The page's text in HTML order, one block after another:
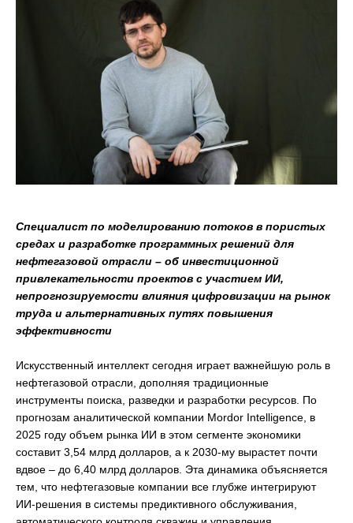
Специалист по моделированию потоков в пористых
средах и разработке программных решений для
нефтегазовой отрасли – об инвестиционной
привлекательности проектов с участием ИИ,
непрогнозируемости влияния цифровизации на рынок
труда и альтернативных путях повышения
эффективности
Искусственный интеллект сегодня играет важнейшую роль в
нефтегазовой отрасли, дополняя традиционные
инструменты поиска, разведки и разработки ресурсов. По
прогнозам аналитической компании Mordor Intelligence, в
2025 году объем рынка ИИ в этом сегменте экономики
составит 3,54 млрд долларов, а к 2030-му вырастет почти
вдвое – до 6,40 млрд долларов. Эта динамика объясняется
тем, что нефтегазовые компании все глубже интегрируют
ИИ-решения в системы предиктивного обслуживания,